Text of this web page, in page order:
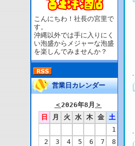
こんにちわ！社長の宮里で
す。
沖縄以外では手に入りにく
い泡盛からメジャーな泡盛
を楽しんでみませんか？
営業日カレンダー
＜2026年8月 ＞
日
月 火 水 木 金
土
1
2
3 4 5 6 7
8